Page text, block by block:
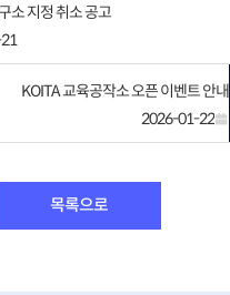
소 지정 취소 공고
KOITA 교육공작소 오픈 이벤트 안내
2026-01-22
목록으로